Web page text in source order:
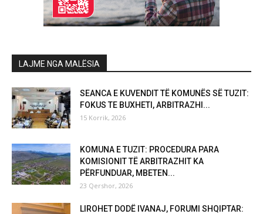
LAJME NGA MALËSIA
SEANCA E KUVENDIT TË KOMUNËS SË TUZIT:
FOKUS TE BUXHETI, ARBITRAZHI...
15 Korrik, 2026
KOMUNA E TUZIT: PROCEDURA PARA
KOMISIONIT TË ARBITRAZHIT KA
PËRFUNDUAR, MBETEN...
23 Qershor, 2026
LIROHET DODË IVANAJ, FORUMI SHQIPTAR: